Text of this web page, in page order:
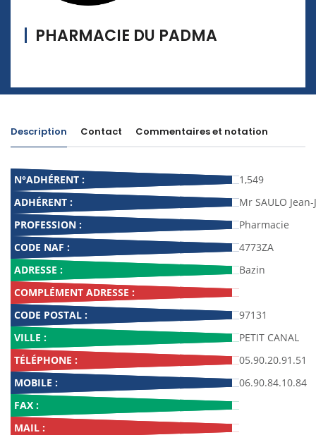
PHARMACIE DU PADMA
Description Contact Commentaires et notation
N°ADHÉRENT :
1,549
ADHÉRENT :
Mr SAULO
PROFESSION :
Pharmacie
CODE NAF :
4773ZA
ADRESSE :
Bazin
COMPLÉMENT ADRESSE :
CODE POSTAL :
97131
VILLE :
PETIT CANAL
TÉLÉPHONE :
05.90.20.91.51
MOBILE :
06.90.84.10.84
FAX :
MAIL :